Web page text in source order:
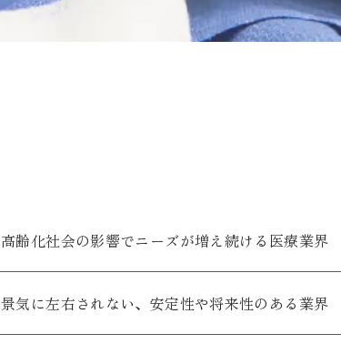
高齢化社会の影響でニーズが増え続ける医療業界
景気に左右されない、安定性や将来性のある業界